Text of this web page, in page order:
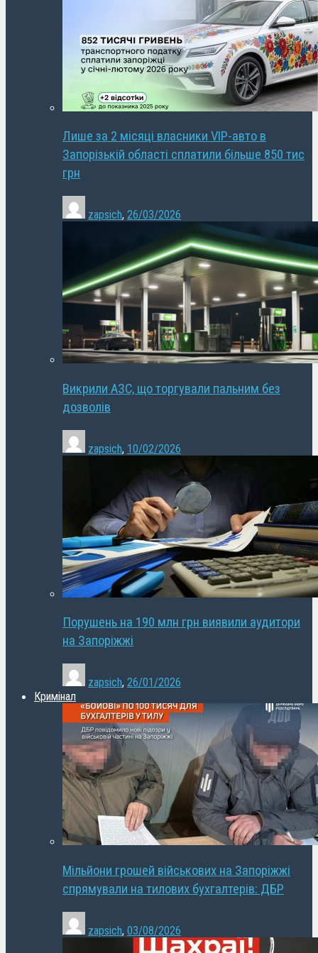
Лише за 2 місяці власники VIP-авто в
Запорізькій області сплатили більше 850 тис
грн
zapsich, 26/03/2026
Викрили АЗС, що торгували пальним без
дозволів
zapsich, 10/02/2026
Порушень на 190 млн грн виявили аудитори
на Запоріжжі
zapsich, 26/01/2026
Кримінал
Мільйони грошей військових на Запоріжжі
спрямували на тилових бухгалтерів: ДБР
zapsich, 03/08/2026